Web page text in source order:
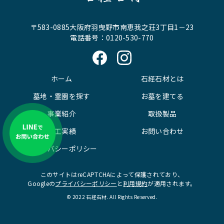
〒583-0885大阪府羽曳野市南恵我之荘3丁目1－23
電話番号：0120-530-770
ホーム
石経石材とは
墓地・霊園を探す
お墓を建てる
事業紹介
取扱製品
施工実績
お問い合わせ
プライバシーポリシー
このサイトはreCAPTCHAによって保護されており、
Googleのプライバシーポリシー と利用規約が適用されます。
© 2022 石経石材. All Rights Reserved.